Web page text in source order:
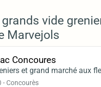
vide
Marvejols
Concoures
et grand marché aux
- Concourès